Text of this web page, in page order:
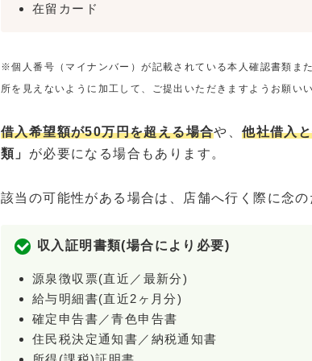
在留カード
※個人番号（マイナンバー）が記載されている本人確認書類ま
所を見えないように加工して、ご提出いただきますようお願い
借入希望額が50万円を超える場合や、他社借入
類」 が必要になる場合もあります。
該当の可能性がある場合は、店舗へ行く際に念の
収入証明書類(場合により必要)
源泉徴収票(直近／最新分)
給与明細書(直近2ヶ月分)
確定申告書／青色申告書
住民税決定通知書／納税通知書